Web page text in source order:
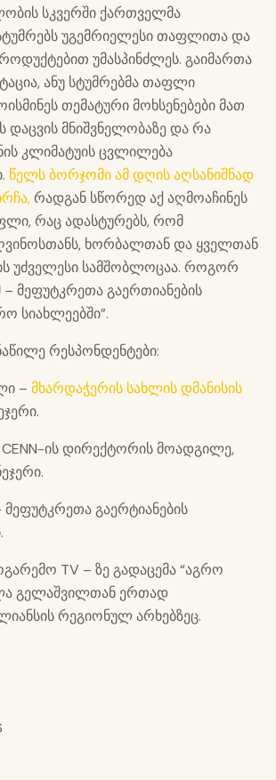
სკვერში ქართველმა
უგემრიელესი თაფლითა და
უმასპინძლეს. გაიმართა
ანუ სტუმრებმა თაფლი
თემატური მოხსენებები მათ
დაცვის მნიშვნელობაზე და რა
კლიმატუის ცვლილება
წელს ბორჯომი ამ დღის აღსანიშნად
რადგან სწორედ აქ აღმოაჩინეს
რაც ადასტურებს, რომ
ხორბალთან და ყველთან
უძველესი სამშობლოცაა. როგორ
– მეფუტკრეთა გაერთიანების
სიახლეებში”.
რესპონდენტები:
– მხარდაჭერის სახლის დმანისის
CENN-ის დირექტორის მოადგილე,
გაერტიანების
TV – ზე გადაცემა “აგრო
გელაშვილთან ერთად
რეგიონულ არხებზეც.